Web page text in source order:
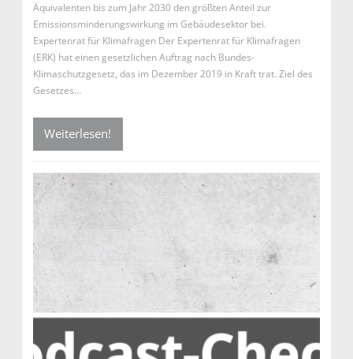
Äquivalenten bis zum Jahr 2030 den größten Anteil zur
Emissionsminderungswirkung im Gebäudesektor bei.
Expertenrat für Klimafragen Der Expertenrat für Klimafragen
(ERK) hat einen gesetzlichen Auftrag nach Bundes-
Klimaschutzgesetz, das im Dezember 2019 in Kraft trat. Ziel des
Gesetzes…
Weiterlesen!